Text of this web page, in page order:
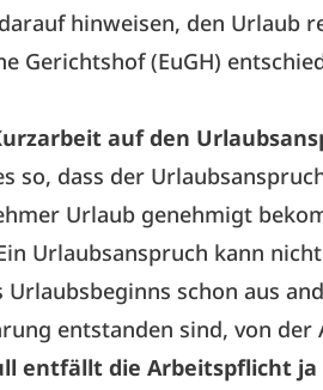
hinweisen, den Urlaub
Gerichtshof (EuGH)
auf den
so, dass der
Urlaub genehmigt
Urlaubsanspruch kann
schon aus
entstanden sind, von
entfällt die Arbeitspflicht ja